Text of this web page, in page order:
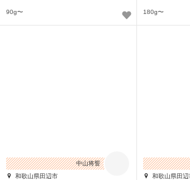
90g〜 180g〜
中山将誓
和歌山県田辺市
和歌山県田辺